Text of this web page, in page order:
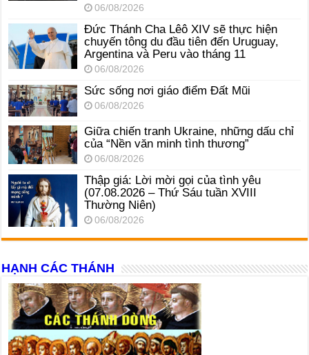
06/08/2026
Đức Thánh Cha Lêô XIV sẽ thực hiện
chuyến tông du đầu tiên đến Uruguay,
Argentina và Peru vào tháng 11
06/08/2026
Sức sống nơi giáo điểm Đất Mũi
06/08/2026
Giữa chiến tranh Ukraine, những dấu chỉ
của “Nền văn minh tình thương”
06/08/2026
Thập giá: Lời mời gọi của tình yêu
(07.08.2026 – Thứ Sáu tuần XVIII
Thường Niên)
06/08/2026
HẠNH CÁC THÁNH